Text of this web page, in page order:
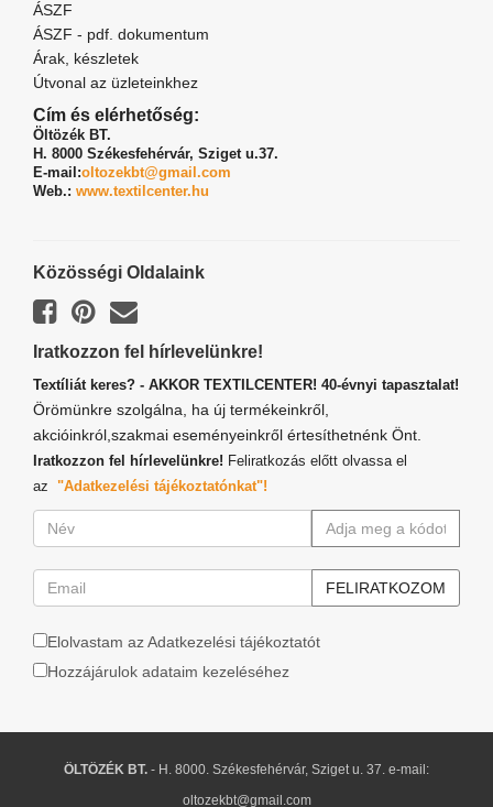
ÁSZF
ÁSZF - pdf. dokumentum
Árak, készletek
Útvonal az üzleteinkhez
Cím és elérhetőség:
Öltözék BT.
H. 8000 Székesfehérvár, Sziget u.37.
E-mail:oltozekbt@gmail.com
Web.: www.textilcenter.hu
Közösségi Oldalaink
Iratkozzon fel hírlevelünkre!
Textíliát keres? - AKKOR TEXTILCENTER! 40-évnyi tapasztalat!
Örömünkre szolgálna, ha új termékeinkről,
akcióinkról,szakmai eseményeinkről értesíthetnénk Önt.
Iratkozzon fel hírlevelünkre! Feliratkozás előtt olvassa el
az "Adatkezelési tájékoztatónkat"!
Elolvastam az Adatkezelési tájékoztatót
Hozzájárulok adataim kezeléséhez
ÖLTÖZÉK BT. - H. 8000. Székesfehérvár, Sziget u. 37. e-mail:
oltozekbt@gmail.com